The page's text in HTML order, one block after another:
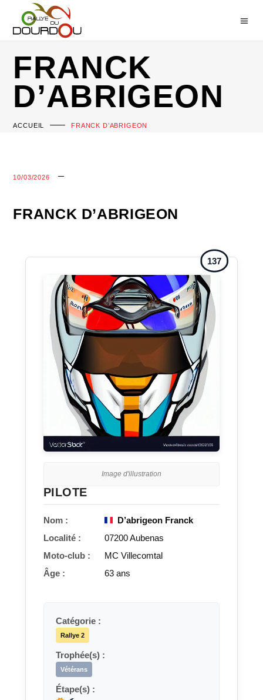
FRANCK
D’ABRIGEON
ACCUEIL FRANCK D’ABRIGEON
10/03/2026
FRANCK D’ABRIGEON
137
Image d'illustration
PILOTE
Nom :
D’abrigeon Franck
Localité :
07200 Aubenas
Moto-club :
MC Villecomtal
Âge :
63 ans
Catégorie :
Rallye 2
Trophée(s) :
Vétérans
Étape(s) :